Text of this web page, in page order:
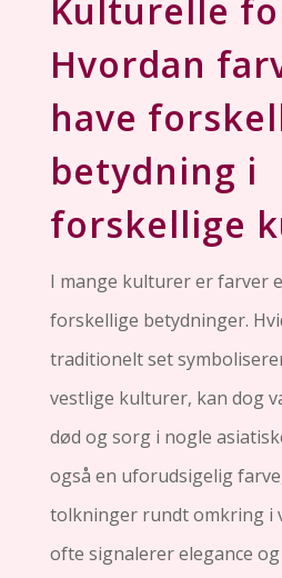
Kulturelle
Hvordan
have
betydning i
forskellige
I mange kulturer er farver
forskellige betydninger.
traditionelt set
vestlige kulturer, kan dog
død og sorg i nogle
også en uforudsigelig
tolkninger rundt omkring i
ofte signalerer elegance